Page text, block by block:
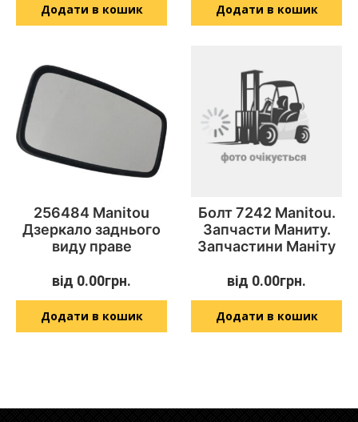
Додати в кошик Додати в кошик
256484 Manitou
Дзеркало заднього
виду праве
від 0.00грн.
Додати в кошик
Болт 7242 Manitou.
Запчасти Маниту.
Запчастини Маніту
від 0.00грн.
Додати в кошик